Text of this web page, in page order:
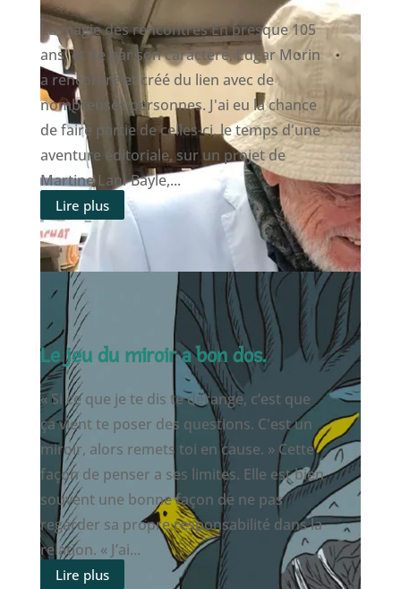
La magie des rencontres En presque 105
ans, et de par son caractère, Edgar Morin
a rencontré et créé du lien avec de
nombreuses personnes. J'ai eu la chance
de faire partie de celles-ci, le temps d'une
aventure éditoriale, sur un projet de
Martine Lani-Bayle,...
Lire plus
Le jeu du miroir a bon dos.
« Si ce que je te dis te dérange, c’est que
ça vient te poser des questions. C'est un
miroir, alors remets toi en cause. » Cette
façon de penser a ses limites. Elle est bien
souvent une bonne façon de ne pas
regarder sa propre responsabilité dans la
relation. « J’ai...
Lire plus